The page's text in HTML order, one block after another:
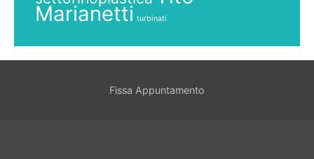
Marianetti turbinati
Fissa Appuntamento